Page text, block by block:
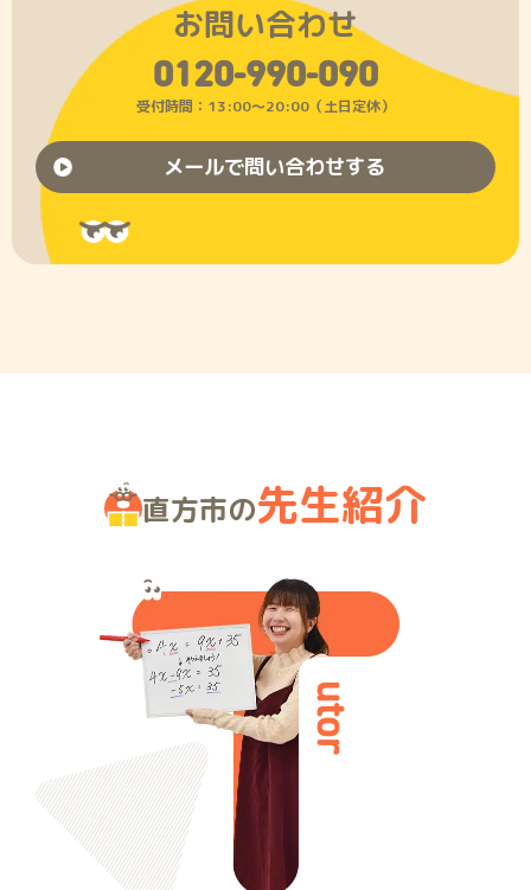
お問い合わせ
0120-990-090
受付時間：13:00〜20:00（土日定休）
メールで問い合わせする
直方市の先生紹介